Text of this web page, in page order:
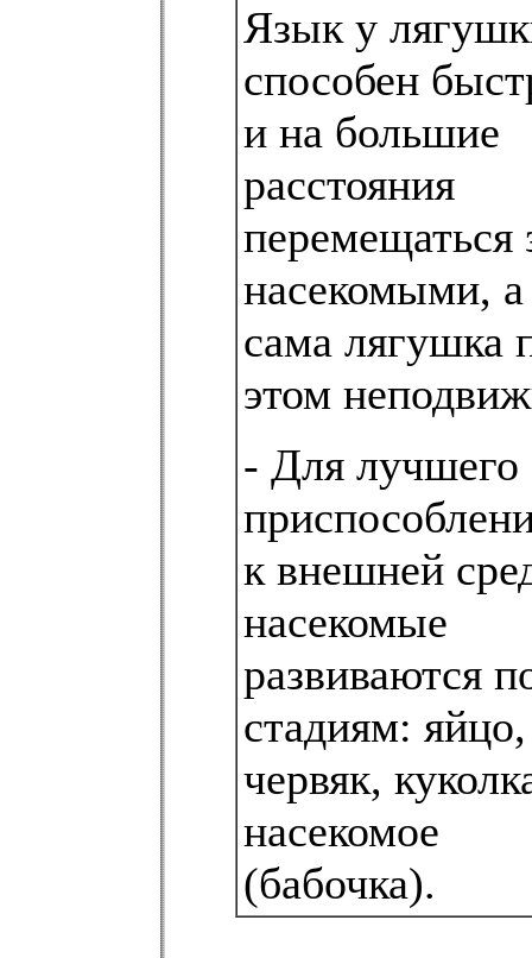
Язык у
способен
и на большие
расстояния
перемещаться
насекомыми, а
сама лягушка
этом
- Для лучшего
к внешней
насекомые
развиваются
стадиям: яйцо,
червяк,
насекомое
(бабочка).